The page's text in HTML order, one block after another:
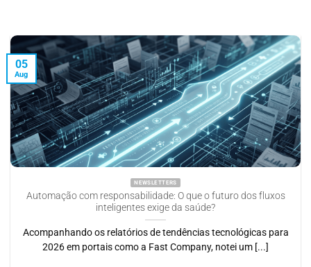
NEWSLETTERS
Automação com responsabilidade: O que o futuro dos fluxos
inteligentes exige da saúde?
Acompanhando os relatórios de tendências tecnológicas para
2026 em portais como a Fast Company, notei um [...]
05
Aug